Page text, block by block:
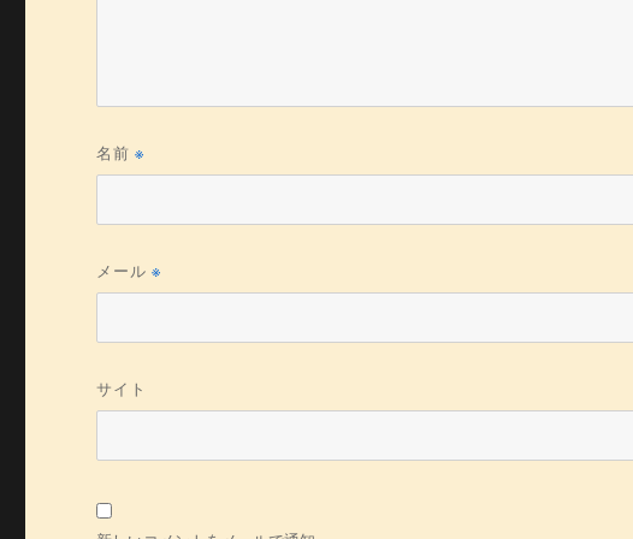
名前※
メール※
サイト